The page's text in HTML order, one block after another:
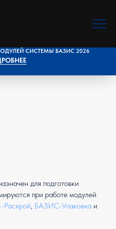
СИСТЕМЫ БАЗИС 2026
для подготовки
при работе модулей
, БАЗИС-Упаковка и